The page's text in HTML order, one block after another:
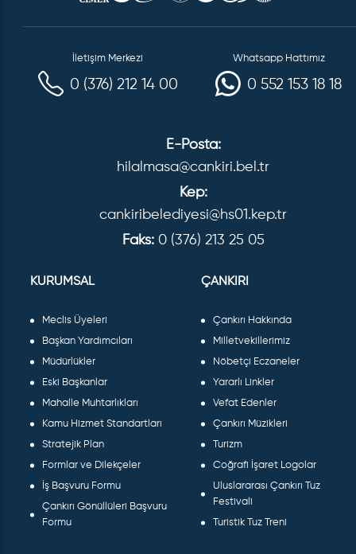
İletişim Merkezi
0 (376) 212 14 00
Whatsapp Hattımız
0 552 153 18 18
E-Posta:
hilalmasa@cankiri.bel.tr
Kep:
cankiribelediyesi@hs01.kep.tr
Faks: 0 (376) 213 25 05
KURUMSAL
Meclis Üyeleri
Başkan Yardımcıları
Müdürlükler
Eski Başkanlar
Mahalle Muhtarlıkları
Kamu Hizmet Standartları
Stratejik Plan
Formlar ve Dilekçeler
İş Başvuru Formu
Çankırı Gönüllüleri Başvuru
Formu
ÇANKIRI
Çankırı Hakkında
Milletvekillerimiz
Nöbetçi Eczaneler
Yararlı Linkler
Vefat Edenler
Çankırı Müzikleri
Turizm
Coğrafi İşaret Logolar
Uluslararası Çankırı Tuz
Festivali
Turistik Tuz Treni